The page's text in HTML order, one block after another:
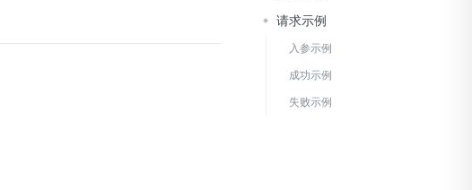
请求示例
入参示例
成功示例
失败示例